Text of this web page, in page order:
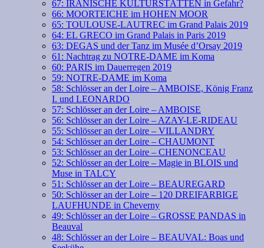
67: IRANISCHE KULTURSTÄTTEN in Gefahr?
66: MOORTEICHE im HOHEN MOOR
65: TOULOUSE-LAUTREC im Grand Palais 2019
64: EL GRECO im Grand Palais in Paris 2019
63: DEGAS und der Tanz im Musée d’Orsay 2019
61: Nachtrag zu NOTRE-DAME im Koma
60: PARIS im Dauerregen 2019
59: NOTRE-DAME im Koma
58: Schlösser an der Loire – AMBOISE, König Franz
I. und LEONARDO
57: Schlösser an der Loire – AMBOISE
56: Schlösser an der Loire – AZAY-LE-RIDEAU
55: Schlösser an der Loire – VILLANDRY
54: Schlösser an der Loire – CHAUMONT
53: Schlösser an der Loire – CHENONCEAU
52: Schlösser an der Loire – Magie in BLOIS und
Muse in TALCY
51: Schlösser an der Loire – BEAUREGARD
50: Schlösser an der Loire – 120 DREIFARBIGE
LAUFHUNDE in Cheverny
49: Schlösser an der Loire – GROSSE PANDAS in
Beauval
48: Schlösser an der Loire – BEAUVAL: Boas und